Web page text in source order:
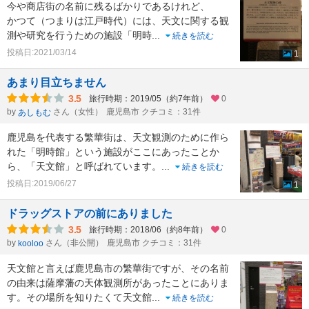
今や商店街の名前に残るばかりであるけれど、
かつて（つまりは江戸時代）には、天文に関する観
測や研究を行うための施設「明時...
続きを読む
投稿日:2021/03/14
1
あまり目立ちません
3.5 旅行時期：2019/05（約7年前）
0
by あしもむ さん（女性） 鹿児島市 クチコミ：31件
鹿児島を代表する繁華街は、天文観測のために作ら
れた「明時館」という施設がここにあったことか
ら、「天文館」と呼ばれています。 ...
続きを読む
投稿日:2019/06/27
1
ドラッグストアの前にありました
3.5 旅行時期：2018/06（約8年前）
0
by kooloo さん（非公開） 鹿児島市 クチコミ：31件
天文館と言えば鹿児島市の繁華街ですが、その名前
の由来は薩摩藩の天体観測所があったことにありま
す。その場所を知りたくて天文館...
続きを読む